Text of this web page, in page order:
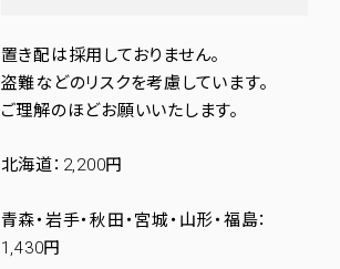
置き配は採用しておりません。
盗難などのリスクを考慮しています。
ご理解のほどお願いいたします。
北海道：2,200円
青森・岩手・秋田・宮城・山形・福島：
1,430円